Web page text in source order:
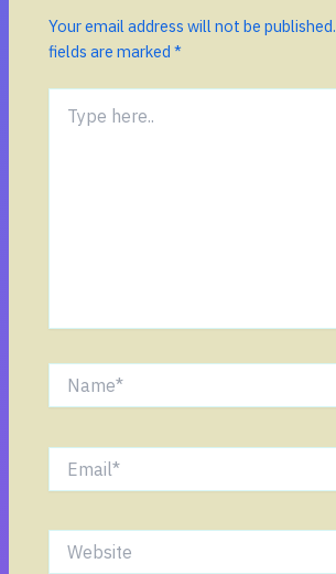
Your email address will not be published.
fields are marked*
here..
Website